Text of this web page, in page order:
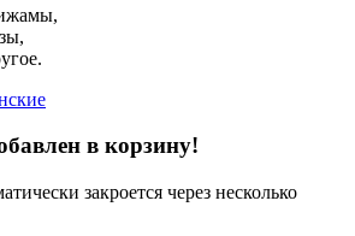
,
,
в корзину!
закроется через несколько